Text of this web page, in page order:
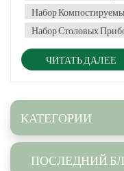
Набор
Набор Столовых
ЧИТАТЬ ДАЛЕЕ
КАТЕГОРИИ
ПОСЛЕДНИЙ